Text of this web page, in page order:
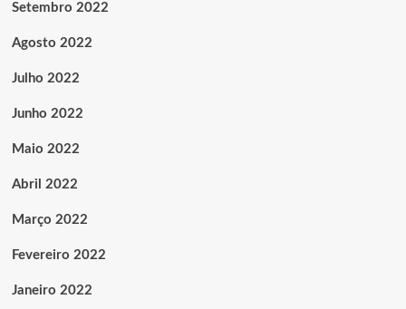
Setembro 2022
Agosto 2022
Julho 2022
Junho 2022
Maio 2022
Abril 2022
Março 2022
Fevereiro 2022
Janeiro 2022